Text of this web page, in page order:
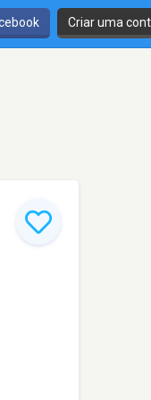
Criar uma